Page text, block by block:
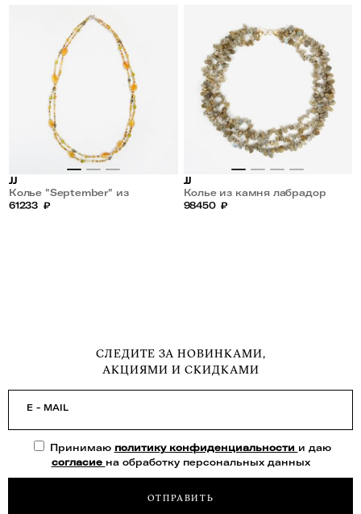
JJ
Колье "September" из
граната,жёлтого
61233 ₽
JJ
Колье из камня лабрадор
98450 ₽
СЛЕДИТЕ ЗА НОВИНКАМИ,
АКЦИЯМИ И СКИДКАМИ
E - MAIL
Принимаю политику конфиденциальности и даю
согласие на обработку персональных данных
ОТПРАВИТЬ